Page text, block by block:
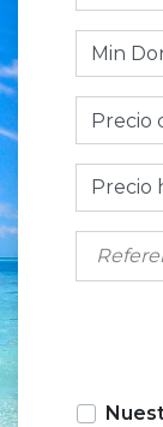
Min
Precio
Precio